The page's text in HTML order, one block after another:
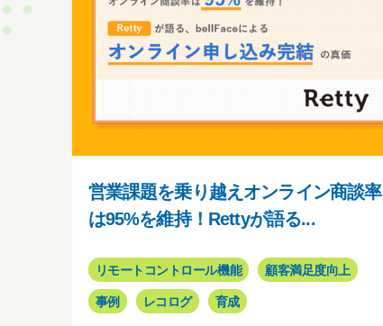
営業課題を乗り越えオンライン商談率
は95%を維持！Rettyが語る...
リモートコントロール機能 顧客満足度向上
事例 レコログ 育成